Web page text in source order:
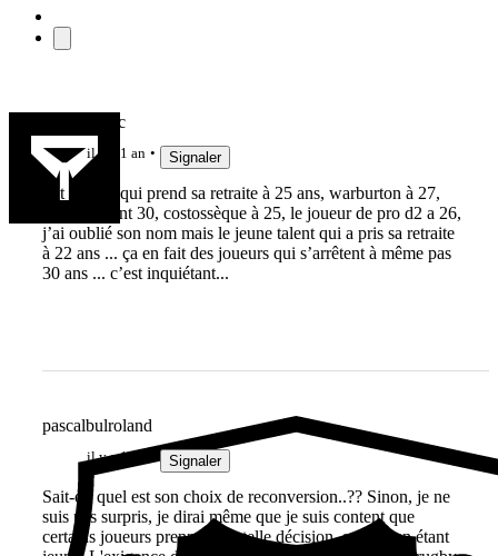
Mickey duc
il y a 1 an Signaler
Pat lambie qui prend sa retraite à 25 ans, warburton à 27,
lacroix avant 30, costossèque à 25, le joueur de pro d2 a 26,
j’ai oublié son nom mais le jeune talent qui a pris sa retraite
à 22 ans ... ça en fait des joueurs qui s’arrêtent à même pas
30 ans ... c’est inquiétant...
pascalbulroland
il y a 1 an Signaler
Sait-on quel est son choix de reconversion..?? Sinon, je ne
suis pas surpris, je dirai même que je suis content que
certains joueurs prennent de telle décision, surtout en étant